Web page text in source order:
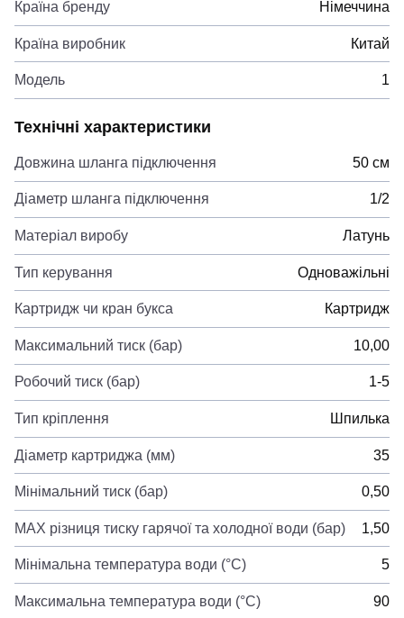
Країна бренду Німеччина
Країна виробник Китай
Модель 1
Технічні характеристики
Довжина шланга підключення 50 см
Діаметр шланга підключення 1/2
Матеріал виробу Латунь
Тип керування Одноважільні
Картридж чи кран букса Картридж
Максимальний тиск (бар) 10,00
Робочий тиск (бар) 1-5
Тип кріплення Шпилька
Діаметр картриджа (мм) 35
Мінімальний тиск (бар) 0,50
MAX різниця тиску гарячої та холодної води (бар) 1,50
Мінімальна температура води (°C) 5
Максимальна температура води (°C) 90